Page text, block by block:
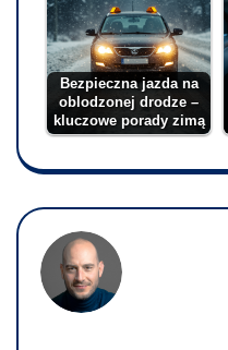
Bezpieczna jazda na
oblodzonej drodze –
kluczowe porady zimą